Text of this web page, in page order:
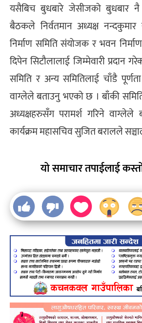
यसैबिच बुधबारे जेसीजको बुधबार नै
बैठकले निर्वतमान अध्यक्ष
निर्माण समिति संयोजक र भवन
दिपेन सिटौलालाई जिम्मेवारी प्रदान
समिति र अन्य समितिलाई चाँडै
वाग्लेले बताउनु भएको छ । बाँकी
अध्यक्षहरुसँग परामर्श गरिने
कार्यक्रम महासचिव सुजित बरालले
यो समाचार तपाईलाई